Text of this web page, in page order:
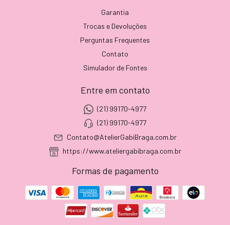
Garantia
Trocas e Devoluções
Perguntas Frequentes
Contato
Simulador de Fontes
Entre em contato
(21) 99170-4977
(21) 99170-4977
Contato@AtelierGabiBraga.com.br
https://www.ateliergabibraga.com.br
Formas de pagamento